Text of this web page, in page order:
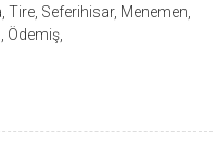
Tire, Seferihisar, Menemen,
Ödemiş,